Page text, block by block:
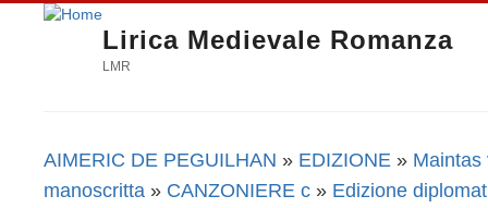
Lirica Medievale Romanza
LMR
Tu sei qui
AIMERIC DE PEGUILHAN » EDIZIONE » Maintas
manoscritta » CANZONIERE c » Edizione